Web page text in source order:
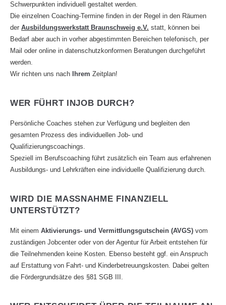
Schwerpunkten individuell gestaltet werden.
Die einzelnen Coaching-Termine finden in der Regel in den Räumen
der Ausbildungswerkstatt Braunschweig e.V. statt, können bei
Bedarf aber auch in vorher abgestimmten Bereichen telefonisch, per
Mail oder online in datenschutzkonformen Beratungen durchgeführt
werden.
Wir richten uns nach
Ihrem Zeitplan!
WER FÜHRT INJOB DURCH?
Persönliche Coaches stehen zur Verfügung und begleiten den
gesamten Prozess des individuellen Job- und
Qualifizierungscoachings.
Speziell im Berufscoaching führt zusätzlich ein Team aus erfahrenen
Ausbildungs- und Lehrkräften eine individuelle Qualifizierung durch.
WIRD DIE MASSNAHME FINANZIELL U
NTERSTÜTZT?
Mit einem Aktivierungs- und Vermittlungsgutschein (AVGS) vom
zuständigen Jobcenter oder von der Agentur für Arbeit entstehen für
die Teilnehmenden keine Kosten. Ebenso besteht ggf. ein Anspruch
auf Erstattung von Fahrt- und Kinderbetreuungskosten. Dabei gelten
die Fördergrundsätze des §81 SGB III.